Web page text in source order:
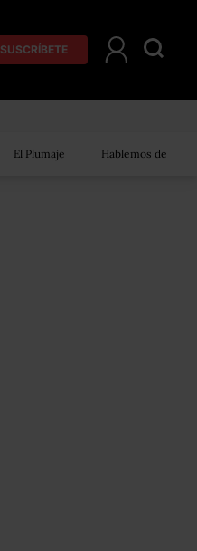
SUSCRÍBETE
El Plumaje Hablemos de